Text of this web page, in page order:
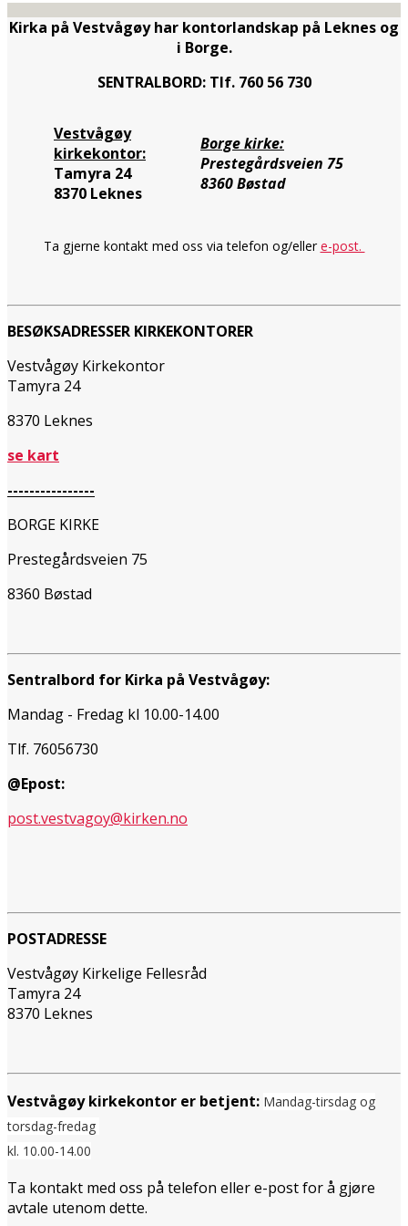
Kirka på Vestvågøy har kontorlandskap på Leknes og
i Borge.
SENTRALBORD: Tlf. 760 56 730
Vestvågøy
kirkekontor:
Tamyra 24
8370 Leknes
Borge kirke:
Prestegårdsveien 75
8360 Bøstad
Ta gjerne kontakt med oss via telefon og/ellere-post.
BESØKSADRESSER KIRKEKONTORER
Vestvågøy Kirkekontor
Tamyra 24
8370 Leknes
se kart
----------------
BORGE KIRKE
Prestegårdsveien 75
8360 Bøstad
Sentralbord for Kirka på Vestvågøy:
Mandag - Fredag kl 10.00-14.00
Tlf. 76056730
@Epost:
post.vestvagoy@kirken.no
POSTADRESSE
Vestvågøy Kirkelige Fellesråd
Tamyra 24
8370 Leknes
Vestvågøy kirkekontor er betjent: Mandag-tirsdag og
torsdag-fredag
kl. 10.00-14.00
Ta kontakt med oss på telefon eller e-post for å gjøre
avtale utenom dette.